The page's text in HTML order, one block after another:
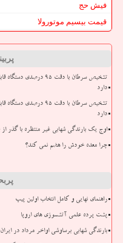
فیش حج
قیمت بیسیم موتورولا
تشخیص سرطان با دقت
دارد
تشخیص سرطان با دقت
دارد
اوج یک بارندگی شهابی غیر منتظره با گذر از
چرا معده خودش را هضم نمی کند؟
راهنمای نهایی و کامل انتخاب اولین پیپ
پشت پرده علمی آتشسوزی های اروپا
بارندگی شهابی برساوشی اواخر مرداد در ایران